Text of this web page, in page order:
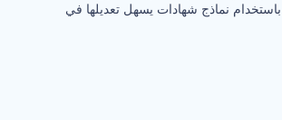
باستخدام نماذج شهادات يسهل تعديلها في